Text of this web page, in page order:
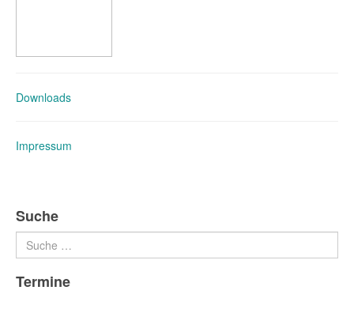
Downloads
Impressum
Suche
Suchen
Termine